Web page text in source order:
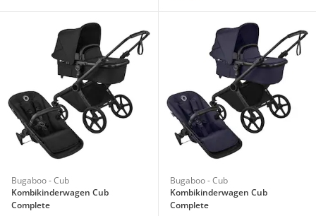
Bugaboo - Cub
Kombikinderwagen Cub
Complete
Bugaboo - Cub
Kombikinderwagen Cub
Complete